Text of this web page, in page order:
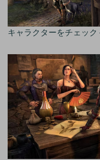
キャラクターをチェッ